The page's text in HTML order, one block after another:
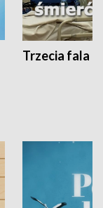
Trzecia fala -